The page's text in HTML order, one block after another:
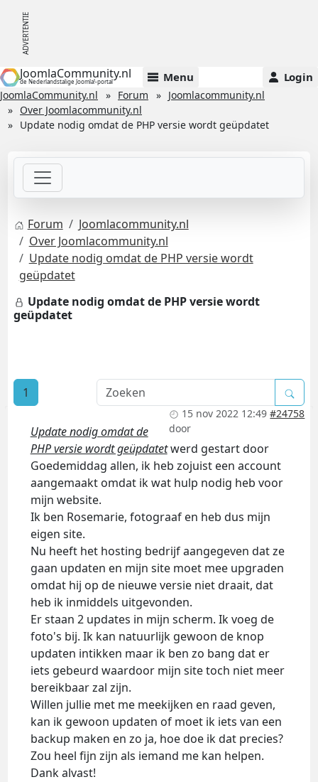
JoomlaCommunity.nl
de Nederlandstalige Joomla!-portal Menu Login
JoomlaCommunity.nl Forum
Joomlacommunity.nl
Over Joomlacommunity.nl
Update nodig omdat de PHP versie wordt geüpdatet
Forum
Joomlacommunity.nl
Over Joomlacommunity.nl
Update nodig omdat de PHP versie wordt
geüpdatet
Update nodig omdat de PHP versie wordt
geüpdatet
1
15 nov 2022 12:49 #24758
door
Update nodig omdat de
PHP versie wordt geüpdatetwerd gestart door
Goedemiddag allen, ik heb zojuist een account
aangemaakt omdat ik wat hulp nodig heb voor
mijn website.
Ik ben Rosemarie, fotograaf en heb dus mijn
eigen site.
Nu heeft het hosting bedrijf aangegeven dat ze
gaan updaten en mijn site moet mee upgraden
omdat hij op de nieuwe versie niet draait, dat
heb ik inmiddels uitgevonden.
Er staan 2 updates in mijn scherm. Ik voeg de
foto's bij. Ik kan natuurlijk gewoon de knop
updaten intikken maar ik ben zo bang dat er
iets gebeurd waardoor mijn site toch niet meer
bereikbaar zal zijn.
Willen jullie met me meekijken en raad geven,
kan ik gewoon updaten of moet ik iets van een
backup maken en zo ja, hoe doe ik dat precies?
Zou heel fijn zijn als iemand me kan helpen.
Dank alvast!